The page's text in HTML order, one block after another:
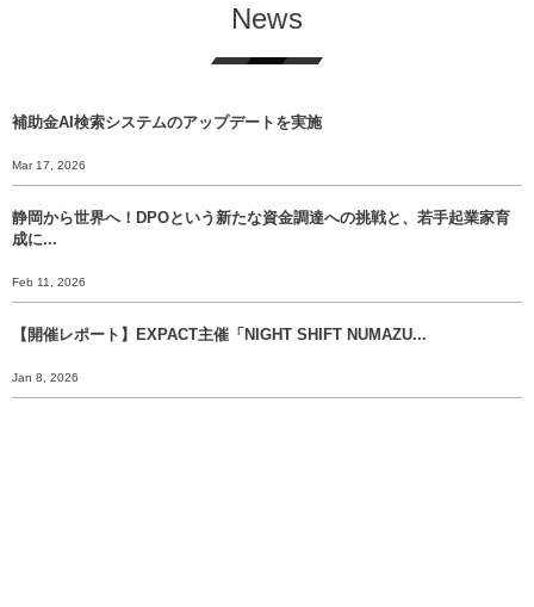
News
補助金AI検索システムのアップデートを実施
Mar 17, 2026
静岡から世界へ！DPOという新たな資金調達への挑戦と、若手起業家育
成に...
Feb 11, 2026
【開催レポート】EXPACT主催「NIGHT SHIFT NUMAZU...
Jan 8, 2026